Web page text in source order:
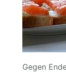
Gegen